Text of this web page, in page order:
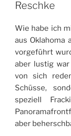
Reschke
Wie habe ich
aus Oklahoma
vorgeführt
aber lustig
von sich
Schüsse,
speziell
aber